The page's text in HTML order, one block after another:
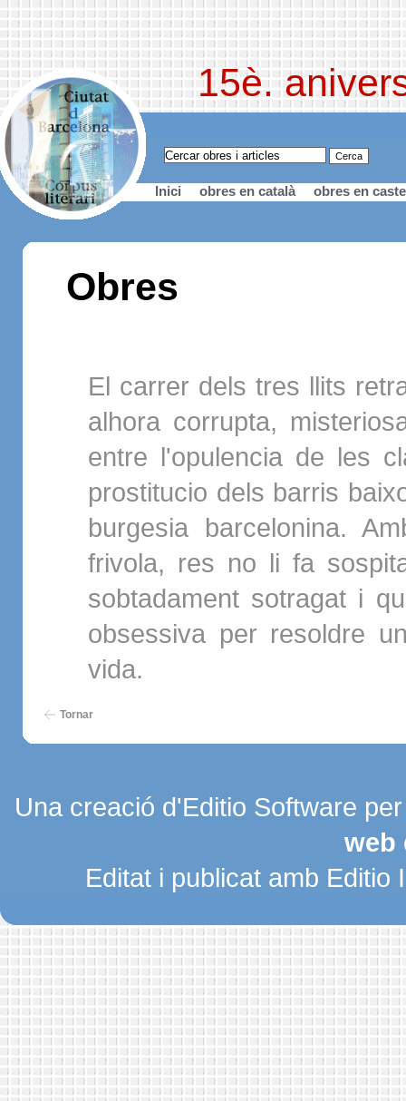
15è.
Inici obres en català obres en
Obres
El carrer dels tres llits
alhora corrupta,
entre l'opulencia de les
prostitucio dels barris
burgesia barcelonina.
frivola, res no li fa
sobtadament sotragat i
obsessiva per resoldre
vida.
Tornar
Una creació d'Editio Software
web
Editat i publicat amb Editio